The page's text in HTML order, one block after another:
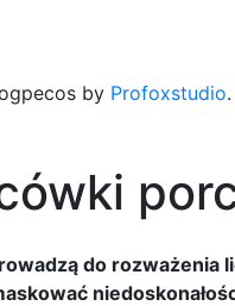
by Profoxstudio.
do